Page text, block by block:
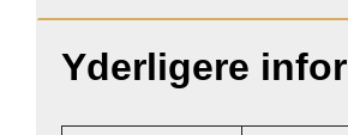
Yderligere